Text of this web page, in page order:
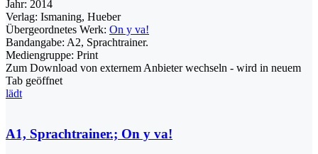
Jahr: 2014
Verlag: Ismaning, Hueber
Übergeordnetes Werk: On y va!
Bandangabe: A2, Sprachtrainer.
Mediengruppe: Print
Zum Download von externem Anbieter wechseln - wird in neuem
Tab geöffnet
lädt
A1, Sprachtrainer.; On y va!